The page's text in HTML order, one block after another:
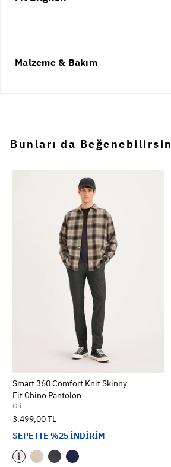
Malzeme & Bakım
Bunları da Beğenebilirsin
Smart 360 Comfort Knit Skinny
Fit Chino Pantolon
Gri
3.499,00 TL
SEPETTE %25 İNDİRİM